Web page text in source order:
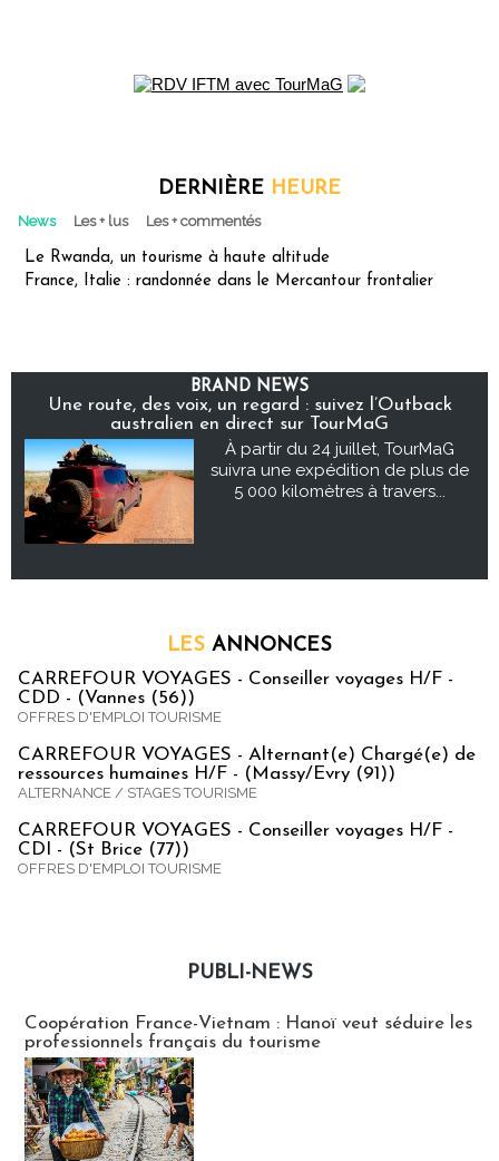
DERNIÈRE HEURE
News Les + lus Les + commentés
Le Rwanda, un tourisme à haute altitude
France, Italie : randonnée dans le Mercantour frontalier
BRAND NEWS
Une route, des voix, un regard : suivez l’Outback
australien en direct sur TourMaG
À partir du 24 juillet, TourMaG
suivra une expédition de plus de
5 000 kilomètres à travers...
LES ANNONCES
CARREFOUR VOYAGES - Conseiller voyages H/F -
CDD - (Vannes (56))
OFFRES D'EMPLOI TOURISME
CARREFOUR VOYAGES - Alternant(e) Chargé(e) de
ressources humaines H/F - (Massy/Evry (91))
ALTERNANCE / STAGES TOURISME
CARREFOUR VOYAGES - Conseiller voyages H/F -
CDI - (St Brice (77))
OFFRES D'EMPLOI TOURISME
PUBLI-NEWS
Coopération France-Vietnam : Hanoï veut séduire les
professionnels français du tourisme